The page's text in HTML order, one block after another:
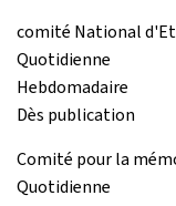
comité National
Quotidienne
Hebdomadaire
Dès publication
Comité pour la
Quotidienne